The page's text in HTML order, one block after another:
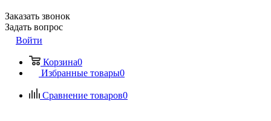
Заказать звонок
Задать вопрос
Войти
Корзина0
Избранные товары0
Сравнение товаров0